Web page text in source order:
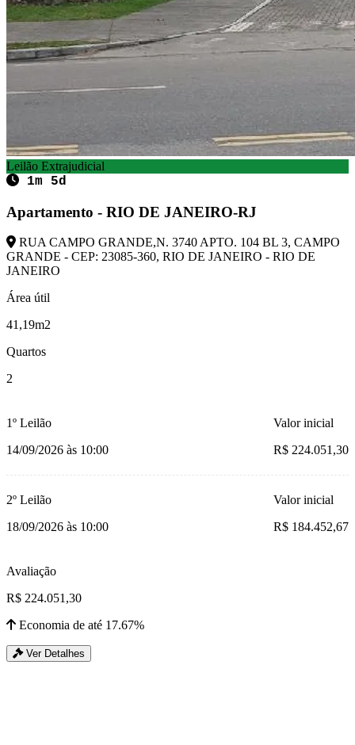
Leilão Extrajudicial
1m 5d
Apartamento - RIO DE JANEIRO-RJ
RUA CAMPO GRANDE,N. 3740 APTO. 104 BL 3, CAMPO
GRANDE - CEP: 23085-360, RIO DE JANEIRO - RIO DE
JANEIRO
Área útil
41,19m2
Quartos
2
1º Leilão
14/09/2026 às 10:00
Valor inicial
R$ 224.051,30
2º Leilão
18/09/2026 às 10:00
Valor inicial
R$ 184.452,67
Avaliação
R$ 224.051,30
Economia de até 17.67%
Ver Detalhes